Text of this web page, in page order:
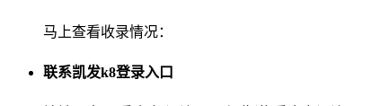
马上查看收录情况：
联系凯发k8登录入口